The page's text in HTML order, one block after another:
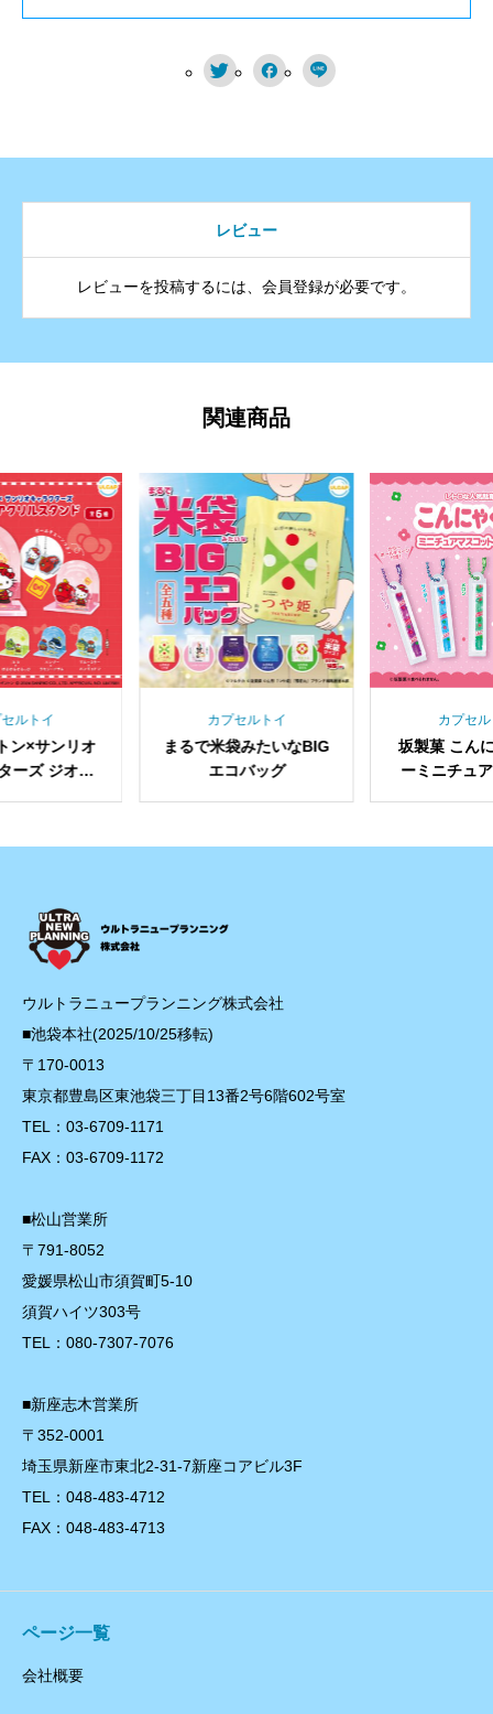
  
レビュー
レビューを投稿するには、会員登録が必要です。
関連商品
ルトイ
ン×サンリオ
ーズ ジオラ
カプセルトイ
まるで米袋みたいなBIG
エコバッグ
カプセ
坂製菓 こん
ーミニチュ
ウルトラニュープランニング株式会社
■池袋本社(2025/10/25移転)
〒170-0013
東京都豊島区東池袋三丁目13番2号6階602号室
TEL：03-6709-1171
FAX：03-6709-1172
■松山営業所
〒791-8052
愛媛県松山市須賀町5-10
須賀ハイツ303号
TEL：080-7307-7076
■新座志木営業所
〒352-0001
埼玉県新座市東北2-31-7新座コアビル3F
TEL：048-483-4712
FAX：048-483-4713
ページ一覧
会社概要